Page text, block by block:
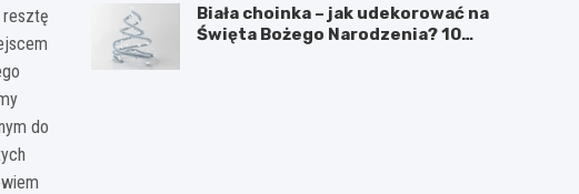
resztę
do
Biała choinka – jak udekorować na
Święta Bożego Narodzenia? 10